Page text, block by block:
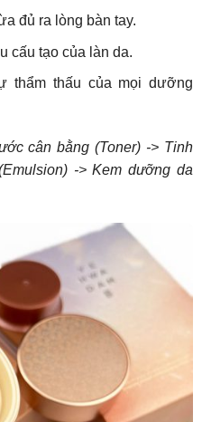
đủ ra lòng bàn tay.
cấu tạo của làn da.
thẩm thấu của mọi dưỡng
cân bằng (Toner) -> Tinh
-> Kem dưỡng da